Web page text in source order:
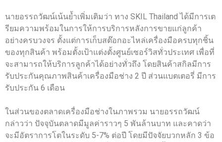
นายอรรถวัฒน์เน้นย้ำเพิ่มเติมว่า ทาง SKIL Thailand ได้มีการเต
รียมความพร้อมในการให้การบริการหลังการขายแก่ลูกค้า
อย่างครบวงจร ตั้งแต่การเก็บสต๊อกอะไหล่เครื่องมือครบทุกชิ้น
ของทุกสินค้า พร้อมตั้งเป้าแต่งตั้งศูนย์เซอร์วิสทั่วประเทศ เพื่อที่
จะสามารถให้บริการลูกค้าได้อย่างทั่วถึง โดยสินค้าสกิลมีการ
รับประกันคุณภาพสินค้าเครื่องมือช่าง 2 ปี ส่วนแบตเตอรี่ มีการ
รับประกัน 6 เดือน
ในส่วนของตลาดเครื่องมือช่างในภาพรวม นายอรรถวัฒน์
กล่าวว่า ปัจจุบันตลาดมีมูลค่าราวๆ 5 พันล้านบาท และคาดว่า
จะมีอัตราการโตในระดับ 5-7% ต่อปี โดยมีปัจจัยบวกหลัก 3 ข้อ